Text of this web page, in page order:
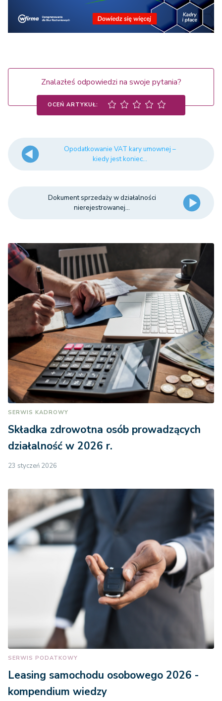
Znalazłeś odpowiedzi na swoje pytania?
OCEŃ ARTYKUŁ:
Opodatkowanie VAT kary umownej –
kiedy jest koniec...
Dokument sprzedaży w działalności
nierejestrowanej...
SERWIS KADROWY
Składka zdrowotna osób prowadzących
działalność w 2026 r.
23 styczeń 2026
SERWIS PODATKOWY
Leasing samochodu osobowego 2026 -
kompendium wiedzy